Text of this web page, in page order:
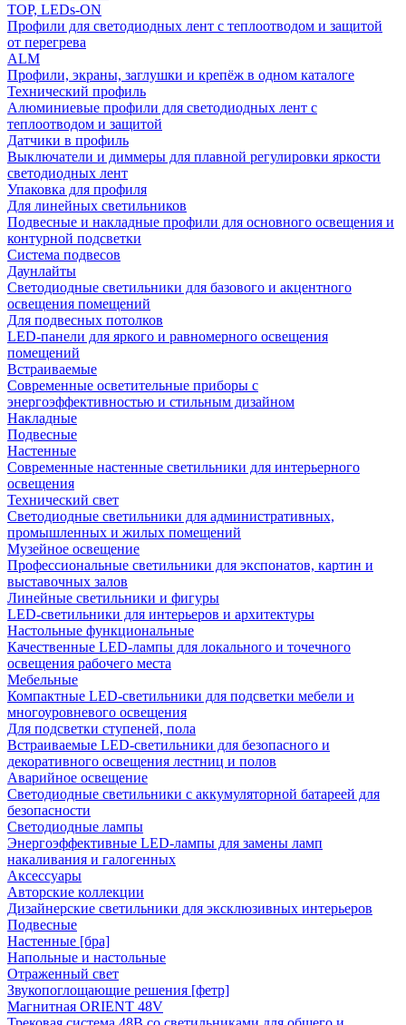
TOP, LEDs-ON
Профили для светодиодных лент с теплоотводом и защитой
от перегрева
ALM
Профили, экраны, заглушки и крепёж в одном каталоге
Технический профиль
Алюминиевые профили для светодиодных лент с
теплоотводом и защитой
Датчики в профиль
Выключатели и диммеры для плавной регулировки яркости
светодиодных лент
Упаковка для профиля
Для линейных светильников
Подвесные и накладные профили для основного освещения и
контурной подсветки
Система подвесов
Даунлайты
Светодиодные светильники для базового и акцентного
освещения помещений
Для подвесных потолков
LED-панели для яркого и равномерного освещения
помещений
Встраиваемые
Современные осветительные приборы с
энергоэффективностью и стильным дизайном
Накладные
Подвесные
Настенные
Современные настенные светильники для интерьерного
освещения
Технический свет
Светодиодные светильники для административных,
промышленных и жилых помещений
Музейное освещение
Профессиональные светильники для экспонатов, картин и
выставочных залов
Линейные светильники и фигуры
LED-светильники для интерьеров и архитектуры
Настольные функциональные
Качественные LED-лампы для локального и точечного
освещения рабочего места
Мебельные
Компактные LED-светильники для подсветки мебели и
многоуровневого освещения
Для подсветки ступеней, пола
Встраиваемые LED-светильники для безопасного и
декоративного освещения лестниц и полов
Аварийное освещение
Светодиодные светильники с аккумуляторной батареей для
безопасности
Светодиодные лампы
Энергоэффективные LED-лампы для замены ламп
накаливания и галогенных
Аксессуары
Авторские коллекции
Дизайнерские светильники для эксклюзивных интерьеров
Подвесные
Настенные [бра]
Напольные и настольные
Отраженный свет
Звукопоглощающие решения [фетр]
Магнитная ORIENT 48V